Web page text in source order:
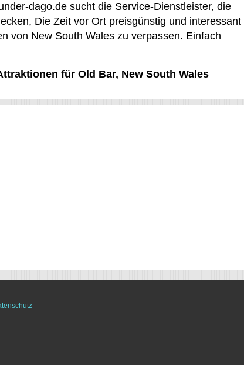
dago.de sucht die Service-Dienstleister, die
Die Zeit vor Ort preisgünstig und interessant
von New South Wales zu verpassen. Einfach
für Old Bar, New South Wales